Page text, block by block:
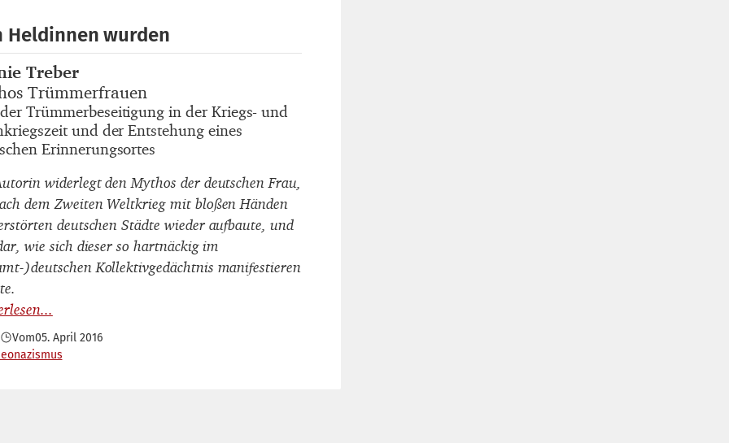
Heldinnen wurden
Treber
Trümmerfrauen
Trümmerbeseitigung in der Kriegs- und
und der Entstehung eines
Erinnerungsortes
widerlegt den Mythos der deutschen Frau,
dem Zweiten Weltkrieg mit bloßen Händen
deutschen Städte wieder aufbaute, und
wie sich dieser so hartnäckig im
)deutschen Kollektivgedächtnis manifestieren
Vom05. April 2016